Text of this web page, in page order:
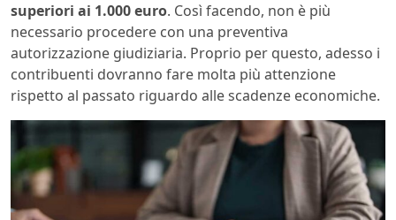
superiori ai 1.000 euro. Così facendo, non è più
necessario procedere con una preventiva
autorizzazione giudiziaria. Proprio per questo, adesso i
contribuenti dovranno fare molta più attenzione
rispetto al passato riguardo alle scadenze economiche.